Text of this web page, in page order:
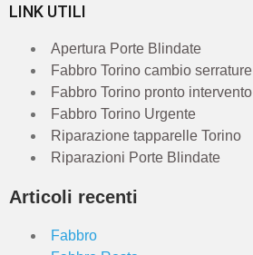
LINK UTILI
Apertura Porte Blindate
Fabbro Torino cambio serrature
Fabbro Torino pronto intervento
Fabbro Torino Urgente
Riparazione tapparelle Torino
Riparazioni Porte Blindate
Articoli recenti
Fabbro